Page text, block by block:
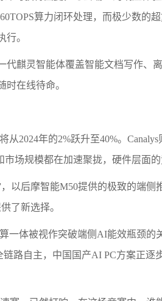
算力闭环处理，而极少数的
。
麒灵智能体覆盖智能文档写作、
在线待命。
从2024年的2%跃升至40%。
市场规模都在加速聚拢，硬件层面的
以后摩智能M50提供的极致的端侧
了新选择。
一体被视作突破端侧AI能效瓶颈的
路自主，中国国产AI PC方案正逐